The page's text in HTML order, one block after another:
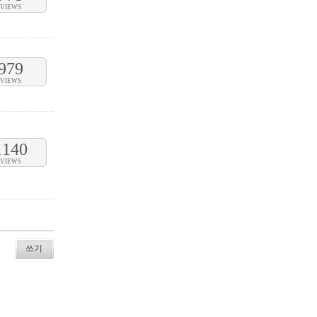
VIEWS
VIEWS
VIEWS
쓰기